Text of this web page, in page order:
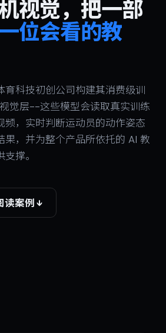
视觉，把一部
位会看的教
育科技初创公司构建其消费级训
觉层--这些模型会读取真实训练
频，实时判断运动员的动作姿态
果，并为整个产品所依托的 AI 教
撑。
读案例 ↓